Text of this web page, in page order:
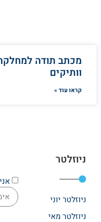
וותיקים
קראו עוד »
ניוזלטר
ניוזלטר יוני
ניוזלטר מאי